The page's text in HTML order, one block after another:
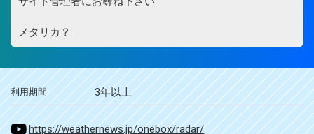
メタリカ？
利用期間 3年以上
https://weathernews.jp/onebox/radar/